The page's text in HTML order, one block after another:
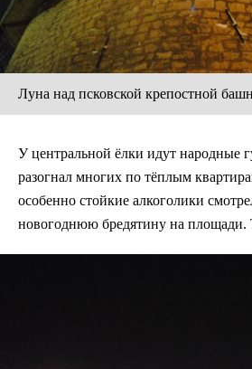
Луна над псковской крепостной
У центральной ёлки идут народные
разогнал многих по тёплым
особенно стойкие алкоголики
новогоднюю бредятину на площади.